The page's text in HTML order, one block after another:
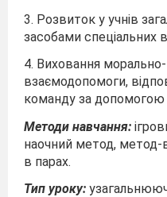
3. Розвиток у учнів
засобами спеціальних
4. Виховання
взаємодопомоги,
команду за допомогою
Методи навчання:
наочний метод, метод-
в парах.
Тип уроку: